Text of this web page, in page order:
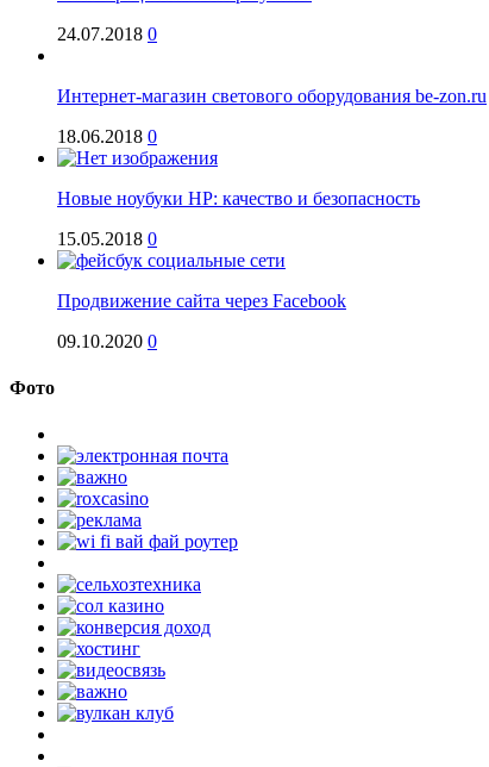
24.07.2018 0
Интернет-магазин светового оборудования be-zon.ru
18.06.2018 0
Новые ноубуки HP: качество и безопасность
15.05.2018 0
Продвижение сайта через Facebook
09.10.2020 0
Фото